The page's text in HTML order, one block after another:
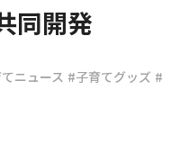
同開発
ニュース #子育てグッズ #